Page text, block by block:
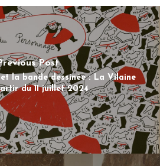
Post
la bande dessinée : La Vilaine
du 11 juillet 2024